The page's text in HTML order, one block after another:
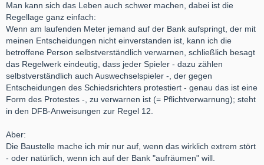
Man kann sich das Leben auch schwer machen, dabei ist die
Regellage ganz einfach:
Wenn am laufenden Meter jemand auf der Bank aufspringt, der mit
meinen Entscheidungen nicht einverstanden ist, kann ich die
betroffene Person selbstverständlich verwarnen, schließlich besagt
das Regelwerk eindeutig, dass jeder Spieler - dazu zählen
selbstverständlich auch Auswechselspieler -, der gegen
Entscheidungen des Schiedsrichters protestiert - genau das ist eine
Form des Protestes -, zu verwarnen ist (= Pflichtverwarnung); steht
in den DFB-Anweisungen zur Regel 12.
Aber:
Die Baustelle mache ich mir nur auf, wenn das wirklich extrem stört
- oder natürlich, wenn ich auf der Bank "aufräumen" will.